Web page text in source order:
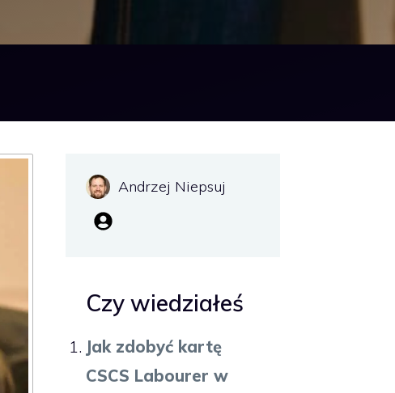
Andrzej Niepsuj
Czy wiedziałeś
Jak zdobyć kartę
CSCS Labourer w